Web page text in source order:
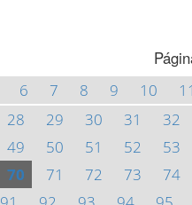
6 7 8 9 10 11
28 29 30 31 32
49 50 51 52 53
70 71 72 73 74